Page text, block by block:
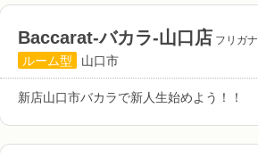
Baccarat-バカラ-山口店 フリガナ
ルーム型 山口市
新店山口市バカラで新人生始めよう！！